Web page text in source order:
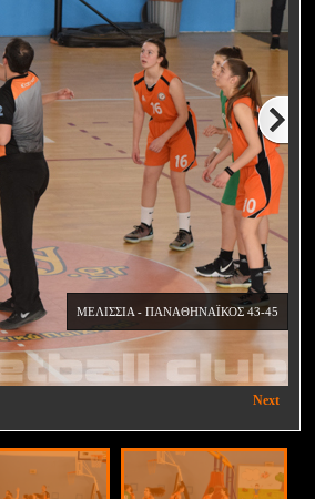
ΜΕΛΙΣΣΙΑ - ΠΑΝΑΘΗΝΑΪΚΟΣ 43-45
Next